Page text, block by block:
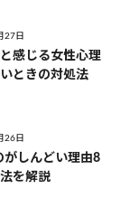
27日
感じる女性心理
ときの対処法
26日
がしんどい理由8
を解説